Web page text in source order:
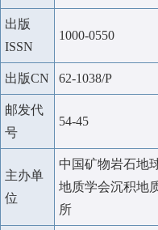
出版
ISSN
1000-0550
出版CN 62-1038/P
邮发代
号
54-45
主办单
位
中国矿物岩石地
地质学会沉积地
所